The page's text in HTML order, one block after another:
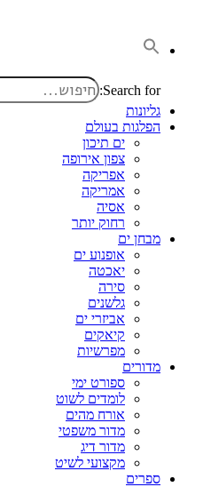
Search for:
גליונות
הפלגות בעולם
ים תיכון
צפון אירופה
אפריקה
אמריקה
אסיה
רחוק יותר
מבחן ים
אופנוע ים
יאכטה
סירה
גלשנים
אביזרי ים
קיאקים
מפרשיות
מדורים
ספורט ימי
לומדים לשוט
אורח מהים
מדור משפטי
מדור דיג
מקצועי לשיט
ספרים